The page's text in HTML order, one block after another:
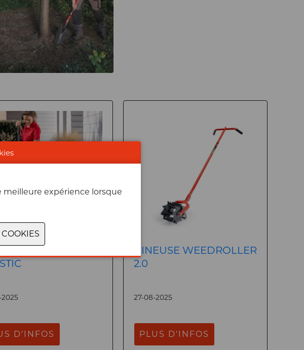
D'INFOS
BINEUSE WEEDROLLER
2.0
27-08-2025
PLUS D'INFOS
meilleure expérience lorsque